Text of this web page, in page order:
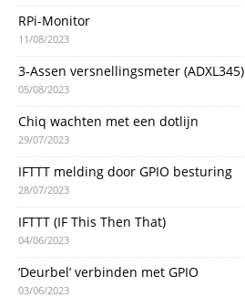
RPi-Monitor
11/08/2023
3-Assen versnellingsmeter (ADXL345)
05/08/2023
Chiq wachten met een dotlijn
29/07/2023
IFTTT melding door GPIO besturing
28/07/2023
IFTTT (IF This Then That)
04/06/2023
‘Deurbel’ verbinden met GPIO
03/06/2023